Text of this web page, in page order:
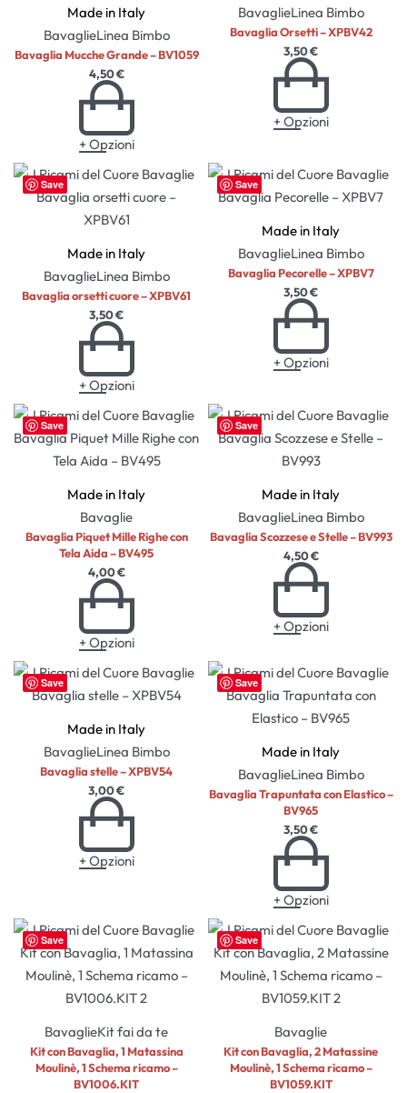
Made in Italy
BavaglieLinea Bimbo
Bavaglia Mucche Grande – BV1059
4,50€
+ Opzioni
BavaglieLinea Bimbo
Bavaglia Orsetti – XPBV42
3,50€
+ Opzioni
Save
Made in Italy
BavaglieLinea Bimbo
Bavaglia orsetti cuore – XPBV61
3,50€
+ Opzioni
Save
Made in Italy
BavaglieLinea Bimbo
Bavaglia Pecorelle – XPBV7
3,50€
+ Opzioni
Save
Made in Italy
Bavaglie
Bavaglia Piquet Mille Righe con
Tela Aida – BV495
4,00€
+ Opzioni
Save
Made in Italy
BavaglieLinea Bimbo
Bavaglia Scozzese e Stelle – BV993
4,50€
+ Opzioni
Save
Made in Italy
BavaglieLinea Bimbo
Bavaglia stelle – XPBV54
3,00€
+ Opzioni
Save
Made in Italy
BavaglieLinea Bimbo
Bavaglia Trapuntata con Elastico –
BV965
3,50€
+ Opzioni
Save
BavaglieKit fai da te
Kit con Bavaglia, 1 Matassina
Moulinè, 1 Schema ricamo –
BV1006.KIT
Save
Bavaglie
Kit con Bavaglia, 2 Matassine
Moulinè, 1 Schema ricamo –
BV1059.KIT